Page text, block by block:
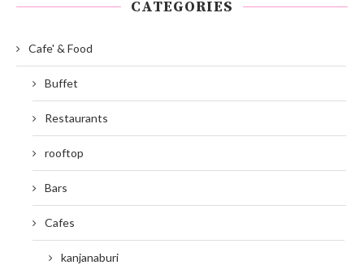
CATEGORIES
Cafe' & Food
Buffet
Restaurants
rooftop
Bars
Cafes
kanjanaburi